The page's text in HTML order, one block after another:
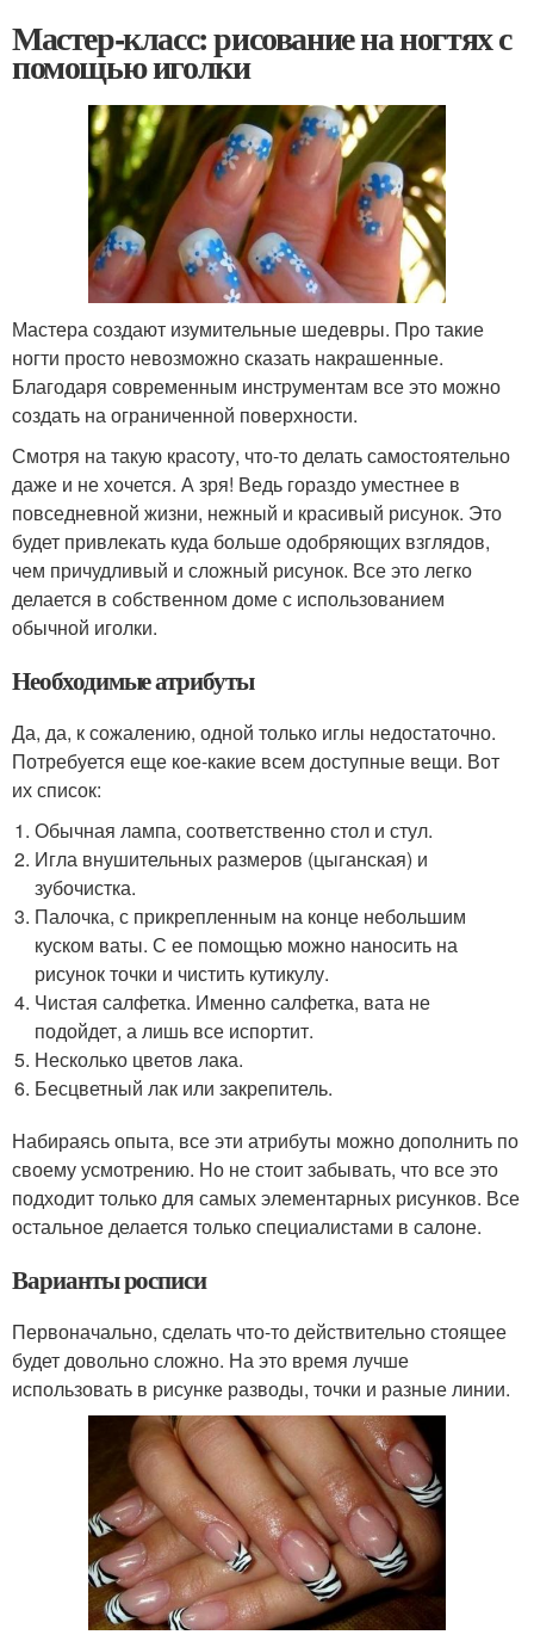
Мастер-класс: рисование на ногтях с
помощью иголки
Мастера создают изумительные шедевры. Про такие
ногти просто невозможно сказать накрашенные.
Благодаря современным инструментам все это можно
создать на ограниченной поверхности.
Смотря на такую красоту, что-то делать самостоятельно
даже и не хочется. А зря! Ведь гораздо уместнее в
повседневной жизни, нежный и красивый рисунок. Это
будет привлекать куда больше одобряющих взглядов,
чем причудливый и сложный рисунок. Все это легко
делается в собственном доме с использованием
обычной иголки.
Необходимые атрибуты
Да, да, к сожалению, одной только иглы недостаточно.
Потребуется еще кое-какие всем доступные вещи. Вот
их список:
Обычная лампа, соответственно стол и стул.
Игла внушительных размеров (цыганская) и
зубочистка.
Палочка, с прикрепленным на конце небольшим
куском ваты. С ее помощью можно наносить на
рисунок точки и чистить кутикулу.
Чистая салфетка. Именно салфетка, вата не
подойдет, а лишь все испортит.
Несколько цветов лака.
Бесцветный лак или закрепитель.
Набираясь опыта, все эти атрибуты можно дополнить по
своему усмотрению. Но не стоит забывать, что все это
подходит только для самых элементарных рисунков. Все
остальное делается только специалистами в салоне.
Варианты росписи
Первоначально, сделать что-то действительно стоящее
будет довольно сложно. На это время лучше
использовать в рисунке разводы, точки и разные линии.